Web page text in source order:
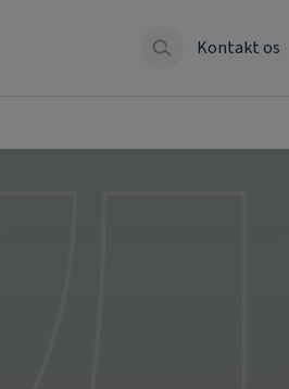
Kontakt os